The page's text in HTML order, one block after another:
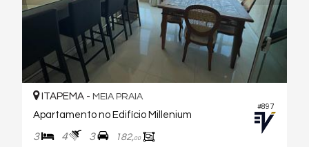
#897
ITAPEMA - MEIA PRAIA
Apartamento no Edifício Millenium
3 4 3 182,00